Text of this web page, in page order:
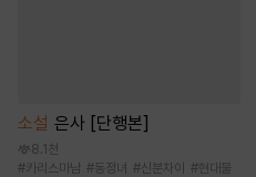
소설 은사 [단행본]
8.1천
#카리스마남 #동정녀 #신분차이 #현대물